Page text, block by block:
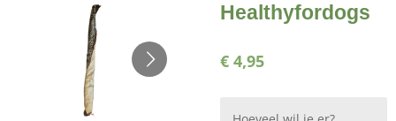
Healthyfordogs
€ 4,95